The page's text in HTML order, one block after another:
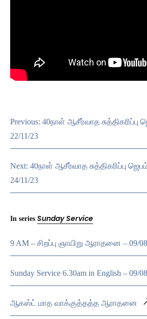
Previous: 40நாள் ஆசீர்வாத சுத்திகரிப்பு
22/11/23
Next: 40நாள் ஆசீர்வாத சுத்திகரிப்பு
24/11/23
In series Sunday Service
9 AM – சிறப்பு ஞாயிறு ஆராதனை – 09/
Sunday Service 6.30am in English – 09/
ஆகஸ்ட் மாத வாக்குத்தத்த ஆராதனை